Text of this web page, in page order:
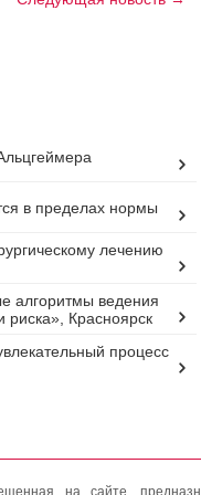
в пределах нормы
лечению
алгоритмы ведения
риска», Красноярск
процесс
на сайте,